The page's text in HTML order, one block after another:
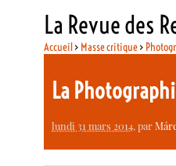
La Revue des
Accueil> Masse critique>
La
lundi 31 mars 2014, par